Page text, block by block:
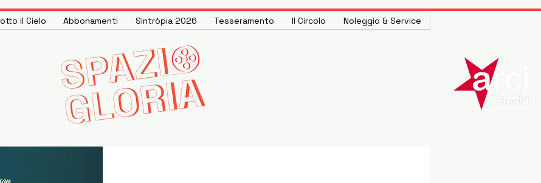
il Cielo Abbonamenti Sintròpia 2026 Tesseramento Il Circolo Noleggio & Service